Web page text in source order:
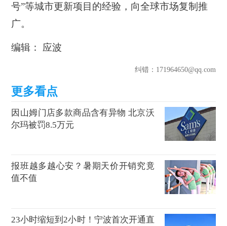
号”等城市更新项目的经验，向全球市场复制推
广。
编辑： 应波
纠错：171964650@qq.com
因山姆门店多款商品含有异物 北京沃
尔玛被罚8.5万元
报班越多越心安？暑期天价开销究竟
值不值
23小时缩短到2小时！宁波首次开通直